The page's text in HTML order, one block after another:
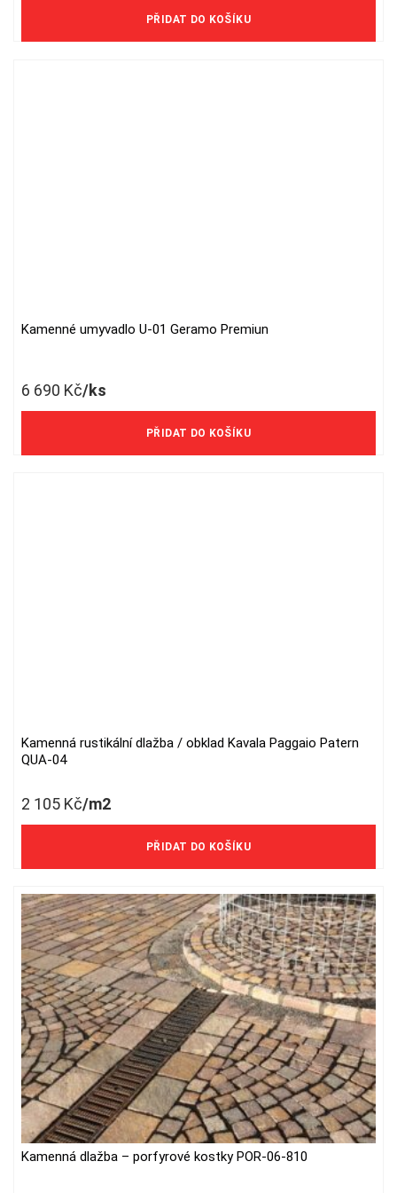
PŘIDAT DO KOŠÍKU
Kamenné umyvadlo U-01 Geramo Premiun
6 690 Kč/ks
5 529 Kč/ks bez DPH
PŘIDAT DO KOŠÍKU
Kamenná rustikální dlažba / obklad Kavala Paggaio Patern
QUA-04
2 105 Kč/m2
1 740 Kč/m2 bez DPH
PŘIDAT DO KOŠÍKU
Kamenná dlažba – porfyrové kostky POR-06-810
This